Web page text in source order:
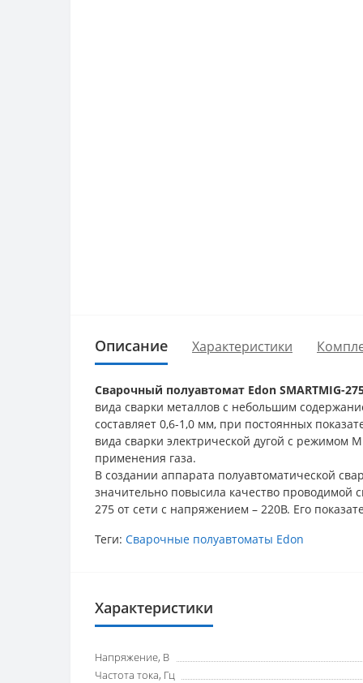
Описание Характеристики
Сварочный полуавтомат Edon SMARTMIG-
вида сварки металлов с небольшим
составляет 0,6-1,0 мм, при постоянных
вида сварки электрической дугой с
применения газа.
В создании аппарата полуавтоматической
значительно повысила качество проводимой
275 от сети с напряжением – 220В. Его
Теги: Сварочные полуавтоматы Edon
Характеристики
Напряжение, В
Частота тока, Гц